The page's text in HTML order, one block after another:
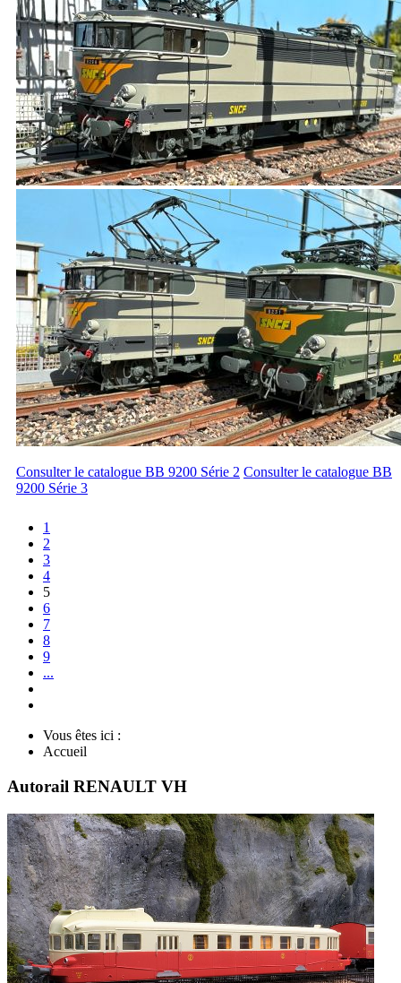
Consulter le catalogue BB 9200 Série 2 Consulter le catalogue BB
9200 Série 3
1
2
3
4
5
6
7
8
9
...
Vous êtes ici :
Accueil
Autorail RENAULT VH